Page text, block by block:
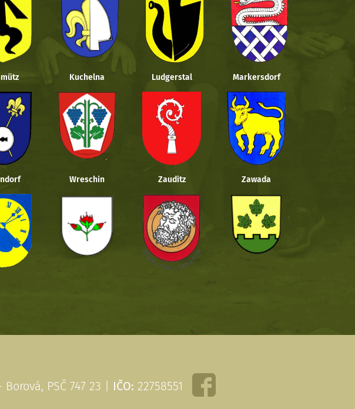
Kuchelna Ludgerstal Markersdorf
Wreschin Zauditz Zawada
PSČ 747 23 | IČO: 22758551